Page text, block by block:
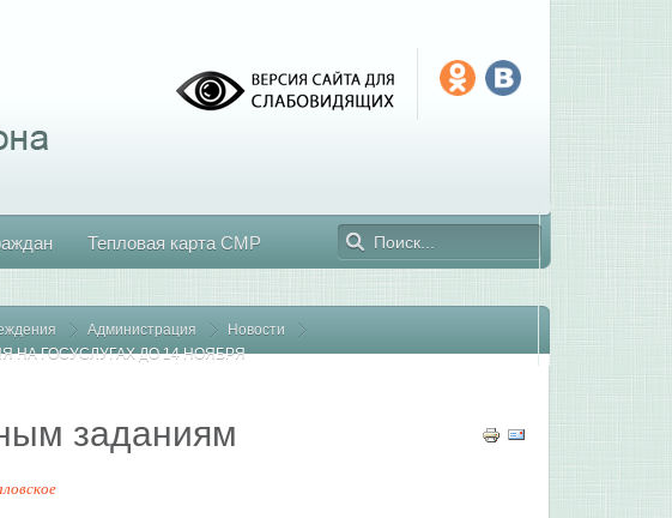
Тепловая карта СМР
Администрация
Новости
НА ГОСУСЛУГАХ ДО 14 НОЯБРЯ
заданиям